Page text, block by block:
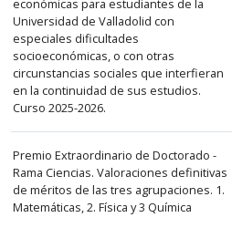
la
siguiente
tabla
encontrará
los
anuncios
tablón
seleccionado
previamente.
económicas para estudiantes de la
Universidad de Valladolid con
especiales dificultades
socioeconómicas, o con otras
circunstancias sociales que interfieran
en la continuidad de sus estudios.
Curso 2025-2026.
Premio Extraordinario de Doctorado -
Rama Ciencias. Valoraciones definitivas
de méritos de las tres agrupaciones. 1.
Matemáticas, 2. Física y 3 Química